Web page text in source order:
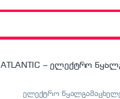
ATLANTIC – ელექტრო
ელექტრო